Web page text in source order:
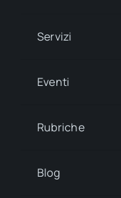
Servizi
Eventi
Rubriche
Blog